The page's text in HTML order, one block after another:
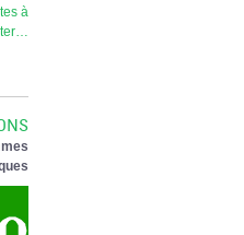
à